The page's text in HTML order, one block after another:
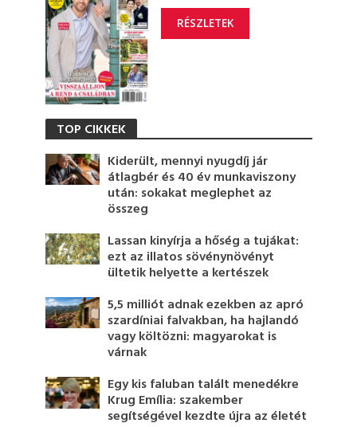
RÉSZLETEK
TOP CIKKEK
Kiderült, mennyi nyugdíj jár
átlagbér és 40 év munkaviszony
után: sokakat meglephet az
összeg
Lassan kinyírja a hőség a tujákat:
ezt az illatos sövénynövényt
ültetik helyette a kertészek
5,5 milliót adnak ezekben az apró
szardíniai falvakban, ha hajlandó
vagy költözni: magyarokat is
várnak
Egy kis faluban talált menedékre
Krug Emília: szakember
segítségével kezdte újra az életét